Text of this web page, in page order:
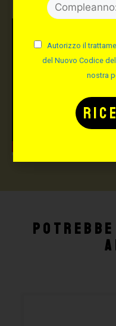
Autorizzo il
del Nuovo Codice
nostra